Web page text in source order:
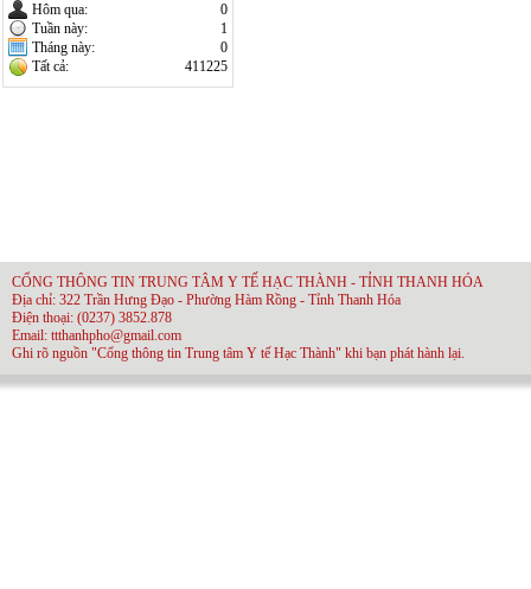
Hôm qua:
0
Tuần này:
1
Tháng này:
0
Tất cả:
411225
CỔNG THÔNG TIN TRUNG TÂM Y TẾ HẠC THÀNH - TỈNH THANH HÓA
Địa chỉ: 322 Trần Hưng Đạo - Phường Hàm Rồng - Tỉnh Thanh Hóa
Điện thoại: (0237) 3852.878
Email: ttthanhpho@gmail.com
Ghi rõ nguồn "Cổng thông tin Trung tâm Y tế Hạc Thành" khi bạn phát hành lại.